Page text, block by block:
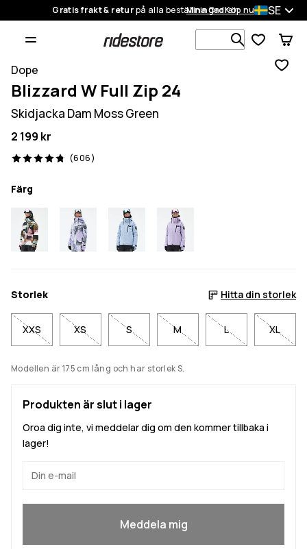
Gratis frakt & returpå alla beställningarKöp nu
Mina Ordrar SE
Sök bland
Dope
Blizzard W Full Zip 24
Skidjacka Dam Moss Green
2 199 kr
(606)
606 recensioner, 4.8/5
Färg
Storlek Hitta din storlek
XXS XS S M L XL
Modellen är 175 cm lång och har storlek S.
Produkten är slut i lager
Oroa dig inte, vi meddelar dig om den kommer tillbaka i
lager!
Meddela mig